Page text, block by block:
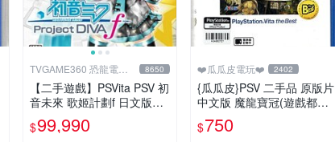
TVGAME360 恐龍電玩- 8650
【二手遊戲】PSVita PSV 初
音未來 歌姬計劃f 日文版
【台中恐龍電玩】
$99,990
❤️瓜瓜皮電玩❤️ 2402
{瓜瓜皮}PSV 二手品 原版片
中文版 魔龍寶冠(遊戲都有
回收)
$750